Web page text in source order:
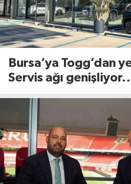
Bursa’ya Togg’dan
Servis ağı